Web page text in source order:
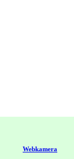
Webkamera